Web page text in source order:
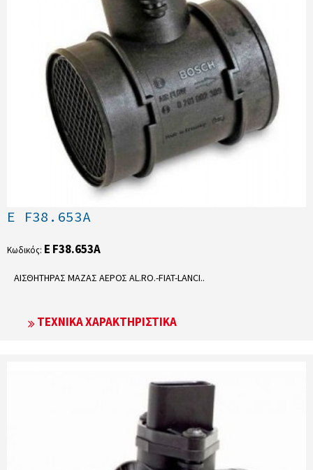
E F38.653A
Κωδικός: E F38.653A
ΑΙΣΘΗΤΗΡΑΣ ΜΑΖΑΣ ΑΕΡΟΣ AL.RO.-FIAT-LANCI..
ΤΕΧΝΙΚΆ ΧΑΡΑΚΤΗΡΙΣΤΙΚΆ